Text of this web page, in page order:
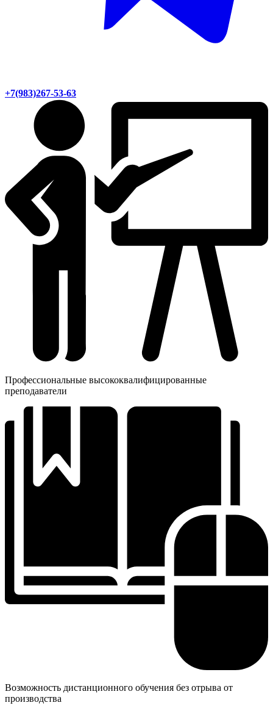
+7(983)267-53-63
Профессиональные высококвалифицированные
преподаватели
Возможность дистанционного обучения без отрыва от
производства